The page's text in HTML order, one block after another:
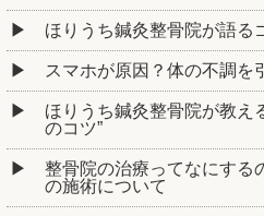
ほりうち鍼灸整骨院が語る
スマホが原因？体の不調を
ほりうち鍼灸整骨院が教え
のコツ”
整骨院の治療ってなにする
の施術について